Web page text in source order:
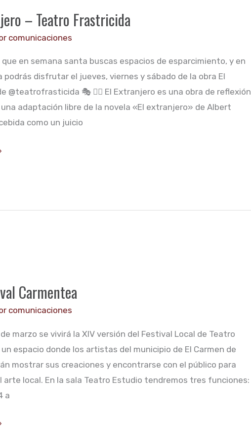
– Teatro Frastricida
comunicaciones
que en semana santa buscas espacios de esparcimiento, y en
podrás disfrutar el jueves, viernes y sábado de la obra El
@teatrofrasticida 🎭 👉🏼 El Extranjero es una obra de reflexión
adaptación libre de la novela «El extranjero» de Albert
como un juicio
Carmentea
comunicaciones
marzo se vivirá la XIV versión del Festival Local de Teatro
espacio donde los artistas del municipio de El Carmen de
mostrar sus creaciones y encontrarse con el público para
arte local. En la sala Teatro Estudio tendremos tres funciones:
a